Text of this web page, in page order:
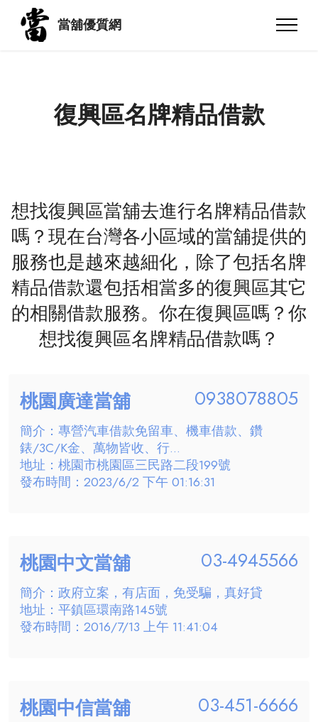
當舖優質網
復興區名牌精品借款
想找復興區當舖去進行名牌精品借款
嗎？現在台灣各小區域的當舖提供的
服務也是越來越細化，除了包括名牌
精品借款還包括相當多的復興區其它
的相關借款服務。你在復興區嗎？你
想找復興區名牌精品借款嗎？
桃園廣達當舖 0938078805
簡介：專營汽車借款免留車、機車借款、鑽
錶/3C/K金、萬物皆收、行...
地址：桃園市桃園區三民路二段199號
發布時間：2023/6/2 下午 01:16:31
桃園中文當舖 03-4945566
簡介：政府立案，有店面，免受騙，真好貸
地址：平鎮區環南路145號
發布時間：2016/7/13 上午 11:41:04
桃園中信當舖 03-451-6666